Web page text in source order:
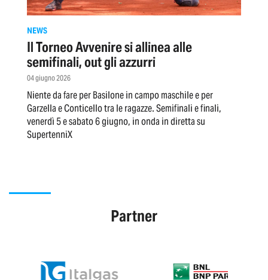
NEWS
Il Torneo Avvenire si allinea alle
semifinali, out gli azzurri
04 giugno 2026
Niente da fare per Basilone in campo maschile e per
Garzella e Conticello tra le ragazze. Semifinali e finali,
venerdì 5 e sabato 6 giugno, in onda in diretta su
SupertenniX
Partner